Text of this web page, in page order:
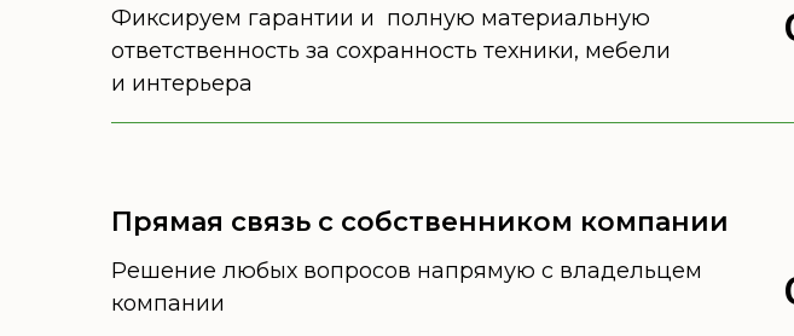
Фиксируем гарантии и полную материальную
ответственность за сохранность техники, мебели
и интерьера
Прямая связь с собственником компании
Решение любых вопросов напрямую с владельцем
компании